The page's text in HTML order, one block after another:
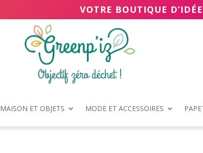
VOTRE BOUTIQUE
MAISON ET OBJETS MODE ET ACCESSOIRES